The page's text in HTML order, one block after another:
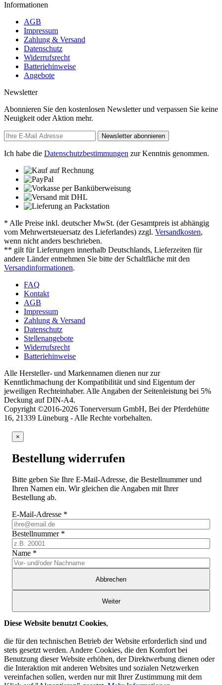
Informationen
AGB
Impressum
Zahlung & Versand
Datenschutz
Widerrufsrecht
Batteriehinweise
Angebote
Newsletter
Abonnieren Sie den kostenlosen Newsletter und verpassen Sie keine
Neuigkeit oder Aktion mehr.
Newsletter abonnieren
Ich habe die Datenschutzbestimmungen zur Kenntnis genommen.
* Alle Preise inkl. deutscher MwSt. (der Gesamtpreis ist abhängig
vom Mehrwertsteuersatz des Lieferlandes) zzgl. Versandkosten,
wenn nicht anders beschrieben.
** gilt für Lieferungen innerhalb Deutschlands, Lieferzeiten für
andere Länder entnehmen Sie bitte der Schaltfläche mit den
Versandinformationen.
FAQ
Kontakt
AGB
Impressum
Zahlung & Versand
Datenschutz
Stellenangebote
Widerrufsrecht
Batteriehinweise
Alle Hersteller- und Markennamen dienen nur zur
Kenntlichmachung der Kompatibilität und sind Eigentum der
jeweiligen Rechteinhaber. Alle Angaben der Seitenleistung bei 5%
Deckung auf DIN-A4.
Copyright ©2016-2026 Tonerversum GmbH, Bei der Pferdehütte
16, 21339 Lüneburg - Alle Rechte vorbehalten.
×
Bestellung widerrufen
Bitte geben Sie Ihre E-Mail-Adresse, die Bestellnummer und
Ihren Namen ein. Wir gleichen die Angaben mit Ihrer
Bestellung ab.
E-Mail-Adresse *
Bestellnummer *
Name *
Abbrechen
Weiter
Diese Website benutzt Cookies,
die für den technischen Betrieb der Website erforderlich sind und
stets gesetzt werden. Andere Cookies, die den Komfort bei
Benutzung dieser Website erhöhen, der Direktwerbung dienen oder
die Interaktion mit anderen Websites und sozialen Netzwerken
vereinfachen sollen, werden nur mit Ihrer Zustimmung mit dem